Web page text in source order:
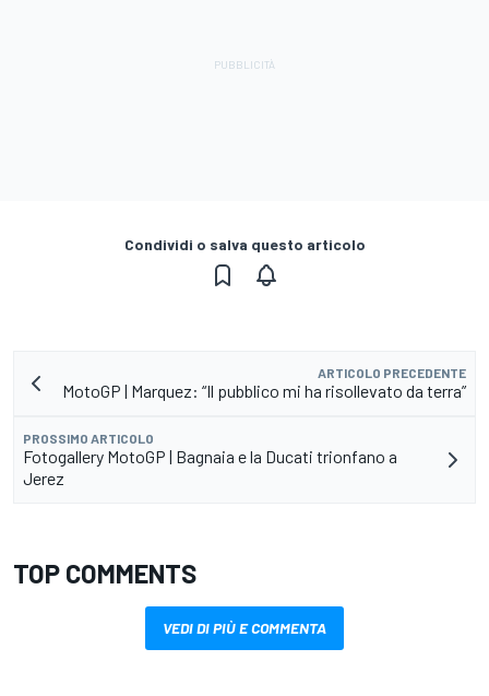
Condividi o salva questo articolo
ARTICOLO PRECEDENTE
MotoGP | Marquez: “Il pubblico mi ha risollevato da terra”
PROSSIMO ARTICOLO
Fotogallery MotoGP | Bagnaia e la Ducati trionfano a
Jerez
TOP COMMENTS
VEDI DI PIÙ E COMMENTA